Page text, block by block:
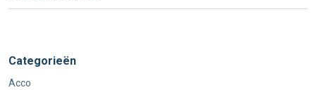
Categorieën
Acco